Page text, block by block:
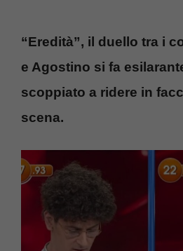
“Eredità”, il duello tra i
e Agostino si fa
scoppiato a ridere in
scena.